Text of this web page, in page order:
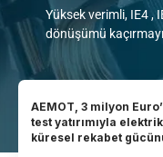
Yüksek verimli, IE4 ,
dönüşümü
AEMOT, 3 milyon
test yatırımıyla
küresel rekabet